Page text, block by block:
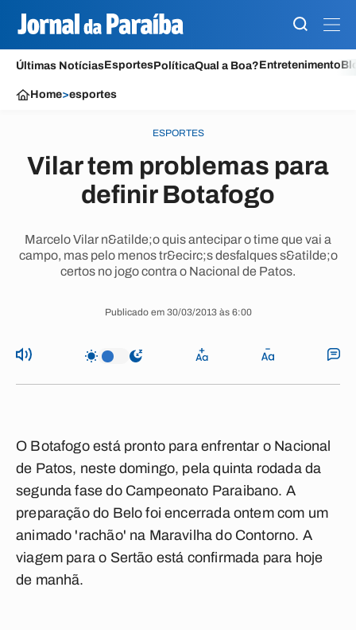
Últimas NotíciasEsportesPolíticaQual a Boa?Entretenimento
Home>esportes
ESPORTES
Vilar tem problemas para
definir Botafogo
Marcelo Vilar n&atilde;o quis antecipar o time que vai a
campo, mas pelo menos tr&ecirc;s desfalques s&atilde;o
certos no jogo contra o Nacional de Patos.
Publicado em 30/03/2013 às 6:00
O Botafogo está pronto para enfrentar o Nacional
de Patos, neste domingo, pela quinta rodada da
segunda fase do Campeonato Paraibano. A
preparação do Belo foi encerrada ontem com um
animado 'rachão' na Maravilha do Contorno. A
viagem para o Sertão está confirmada para hoje
de manhã.